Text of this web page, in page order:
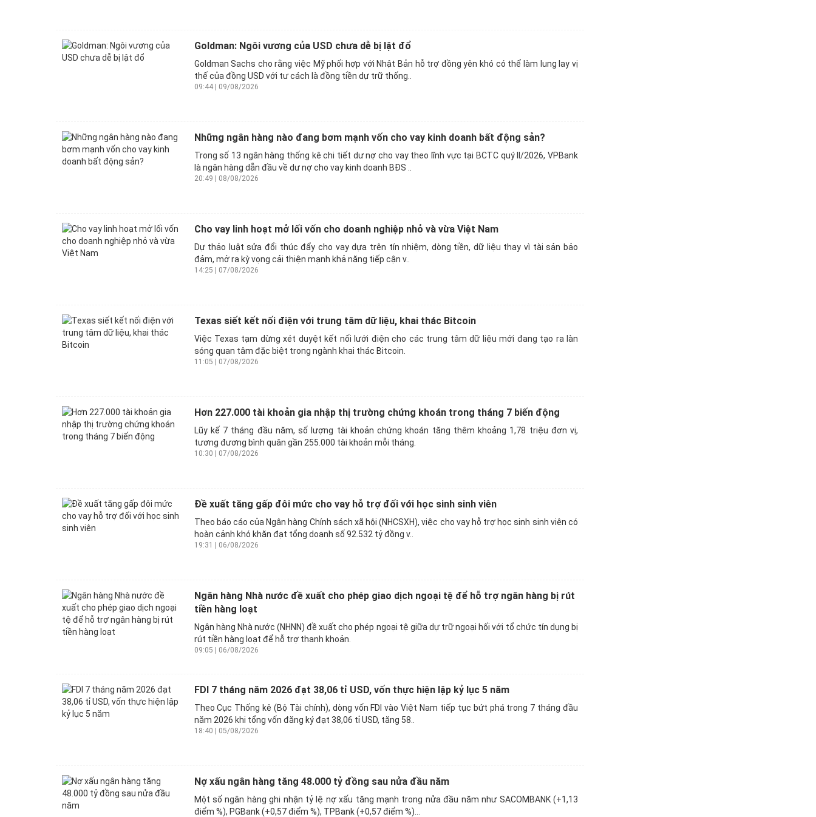
Goldman: Ngôi vương của USD chưa dễ bị lật đổ
Goldman Sachs cho rằng việc Mỹ phối hợp với Nhật Bản hỗ trợ đồng yên khó có thể làm lung lay vị
thế của đồng USD với tư cách là đồng tiền dự trữ thống..
09:44 | 09/08/2026
Những ngân hàng nào đang bơm mạnh vốn cho vay kinh doanh bất động sản?
Trong số 13 ngân hàng thống kê chi tiết dư nợ cho vay theo lĩnh vực tại BCTC quý II/2026, VPBank
là ngân hàng dẫn đầu về dư nợ cho vay kinh doanh BĐS ..
20:49 | 08/08/2026
Cho vay linh hoạt mở lối vốn cho doanh nghiệp nhỏ và vừa Việt Nam
Dự thảo luật sửa đổi thúc đẩy cho vay dựa trên tín nhiệm, dòng tiền, dữ liệu thay vì tài sản bảo
đảm, mở ra kỳ vọng cải thiện mạnh khả năng tiếp cận v..
14:25 | 07/08/2026
Texas siết kết nối điện với trung tâm dữ liệu, khai thác Bitcoin
Việc Texas tạm dừng xét duyệt kết nối lưới điện cho các trung tâm dữ liệu mới đang tạo ra làn
sóng quan tâm đặc biệt trong ngành khai thác Bitcoin.
11:05 | 07/08/2026
Hơn 227.000 tài khoản gia nhập thị trường chứng khoán trong tháng 7 biến động
Lũy kế 7 tháng đầu năm, số lượng tài khoản chứng khoán tăng thêm khoảng 1,78 triệu đơn vị,
tương đương bình quân gần 255.000 tài khoản mỗi tháng.
10:30 | 07/08/2026
Đề xuất tăng gấp đôi mức cho vay hỗ trợ đối với học sinh sinh viên
Theo báo cáo của Ngân hàng Chính sách xã hội (NHCSXH), việc cho vay hỗ trợ học sinh sinh viên có
hoàn cảnh khó khăn đạt tổng doanh số 92.532 tỷ đồng v..
19:31 | 06/08/2026
Ngân hàng Nhà nước đề xuất cho phép giao dịch ngoại tệ để hỗ trợ ngân hàng bị rút
tiền hàng loạt
Ngân hàng Nhà nước (NHNN) đề xuất cho phép ngoại tệ giữa dự trữ ngoại hối với tổ chức tín dụng bị
rút tiền hàng loạt để hỗ trợ thanh khoản.
09:05 | 06/08/2026
FDI 7 tháng năm 2026 đạt 38,06 tỉ USD, vốn thực hiện lập kỷ lục 5 năm
Theo Cục Thống kê (Bộ Tài chính), dòng vốn FDI vào Việt Nam tiếp tục bứt phá trong 7 tháng đầu
năm 2026 khi tổng vốn đăng ký đạt 38,06 tỉ USD, tăng 58..
18:40 | 05/08/2026
Nợ xấu ngân hàng tăng 48.000 tỷ đồng sau nửa đầu năm
Một số ngân hàng ghi nhận tỷ lệ nợ xấu tăng mạnh trong nửa đầu năm như SACOMBANK (+1,13
điểm %), PGBank (+0,57 điểm %), TPBank (+0,57 điểm %)...